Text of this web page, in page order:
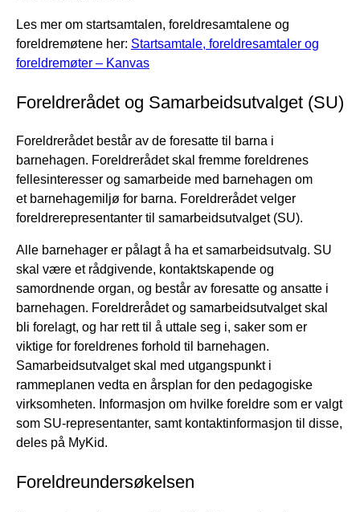
Les mer om startsamtalen, foreldresamtalene og
foreldremøtene her: Startsamtale, foreldresamtaler og
foreldremøter – Kanvas
Foreldrerådet og Samarbeidsutvalget (SU)
Foreldrerådet består av de foresatte til barna i
barnehagen. Foreldrerådet skal fremme foreldrenes
fellesinteresser og samarbeide med barnehagen om
et barnehagemiljø for barna. Foreldrerådet velger
foreldrerepresentanter til samarbeidsutvalget (SU).
Alle barnehager er pålagt å ha et samarbeidsutvalg. SU
skal være et rådgivende, kontaktskapende og
samordnende organ, og består av foresatte og ansatte i
barnehagen. Foreldrerådet og samarbeidsutvalget skal
bli forelagt, og har rett til å uttale seg i, saker som er
viktige for foreldrenes forhold til barnehagen.
Samarbeidsutvalget skal med utgangspunkt i
rammeplanen vedta en årsplan for den pedagogiske
virksomheten. Informasjon om hvilke foreldre som er valgt
som SU-representanter, samt kontaktinformasjon til disse,
deles på MyKid.
Foreldreundersøkelsen